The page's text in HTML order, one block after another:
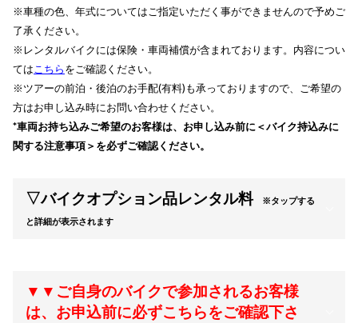
※車種の色、年式についてはご指定いただく事ができませんので予めご
了承ください。
※レンタルバイクには保険・車両補償が含まれております。内容につい
ては こちらをご確認ください。
※ツアーの前泊・後泊のお手配(有料)も承っておりますので、ご希望の
方はお申し込み時にお問い合わせください。
*車両お持ち込みご希望のお客様は、お申し込み前に ＜バイク持込みに
関する注意事項＞ を必ずご確認ください。
▽バイクオプション品レンタル料※タップする
と詳細が表示されます
▼▼ご自身のバイクで参加されるお客様
は、お申込前に必ずこちらをご確認下さ